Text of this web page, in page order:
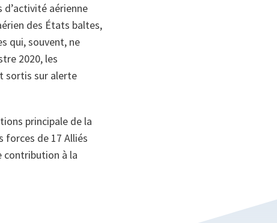
aérienne
des États baltes,
qui, souvent, ne
2020, les
sortis sur alerte
principale de la
forces de 17 Alliés
contribution à la